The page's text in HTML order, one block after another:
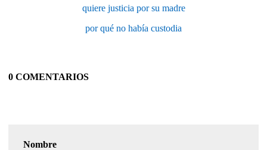
quiere justicia por su madre
por qué no había custodia
0 COMENTARIOS
Nombre